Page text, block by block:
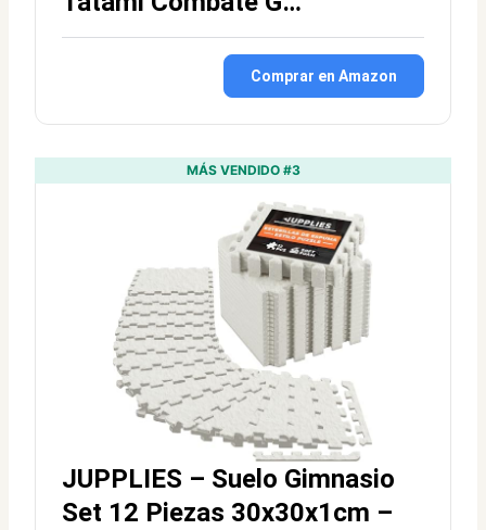
Comprar en Amazon
MÁS VENDIDO #3
JUPPLIES – Suelo Gimnasio
Set 12 Piezas 30x30x1cm –